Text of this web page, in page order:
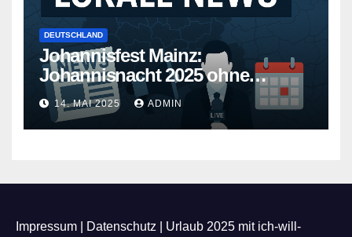
DEUTSCHLAND
Johannisfest Mainz:
Johannisnacht 2025 ohne
Feuerwerk
14. MAI 2025 ADMIN
Impressum Datenschutz Urlaub 2025 mit ich-will-